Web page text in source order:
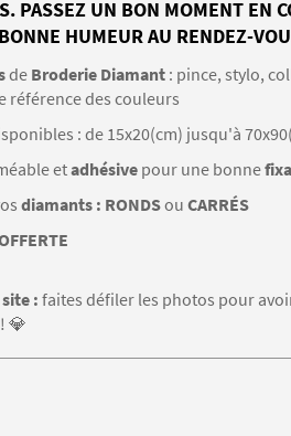
PASSEZ UN BON MOMENT EN
HUMEUR AU RENDEZ-
de Broderie Diamant : pince, stylo,
référence des couleurs
: de 15x20(cm) jusqu'à
etadhésive pour une bonne
diamants : RONDSou CARRÉS
: faites défiler les photos pour
! 💎